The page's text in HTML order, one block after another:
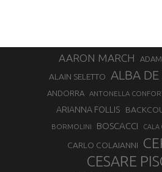
AARON MARCH
ALAIN SELETTO ALBA DE
ANDORRA ANTONELLA
ARIANNA FOLLIS
BORMOLINI BOSCACCI CALA
CARLO COLAIANNI
CESARE